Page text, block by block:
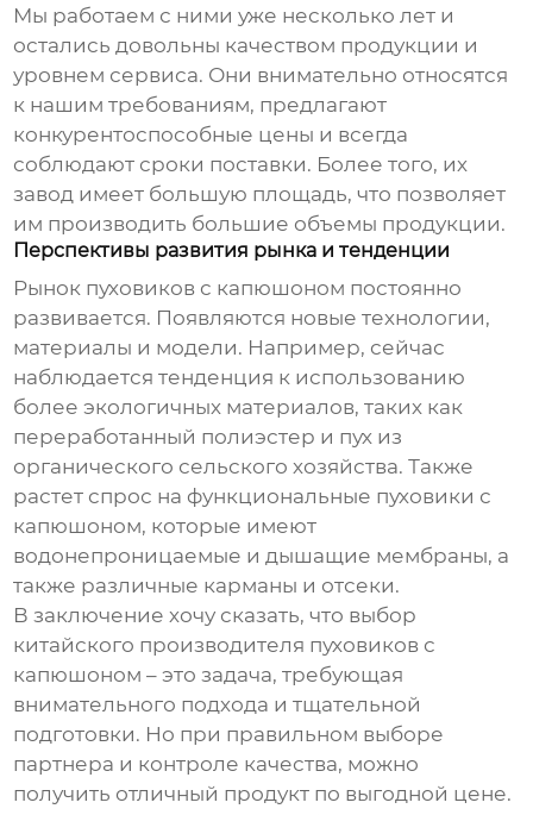
Мы работаем с ними уже несколько лет и
остались довольны качеством продукции и
уровнем сервиса. Они внимательно относятся
к нашим требованиям, предлагают
конкурентоспособные цены и всегда
соблюдают сроки поставки. Более того, их
завод имеет большую площадь, что позволяет
им производить большие объемы продукции.
Перспективы развития рынка и тенденции
Рынок пуховиков с капюшоном постоянно
развивается. Появляются новые технологии,
материалы и модели. Например, сейчас
наблюдается тенденция к использованию
более экологичных материалов, таких как
переработанный полиэстер и пух из
органического сельского хозяйства. Также
растет спрос на функциональные пуховики с
капюшоном, которые имеют
водонепроницаемые и дышащие мембраны, а
также различные карманы и отсеки.
В заключение хочу сказать, что выбор
китайского производителя пуховиков с
капюшоном – это задача, требующая
внимательного подхода и тщательной
подготовки. Но при правильном выборе
партнера и контроле качества, можно
получить отличный продукт по выгодной цене.